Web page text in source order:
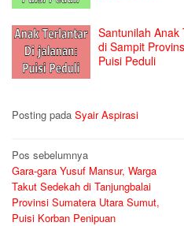
Santunilah
di Sampit
Puisi Peduli
Posting pada Syair Aspirasi
Navigasi
pos
Pos sebelumnya
Gara-gara Yusuf Mansur, Warga
Takut Sedekah di Tanjungbalai
Provinsi Sumatera Utara Sumut,
Puisi Korban Penipuan